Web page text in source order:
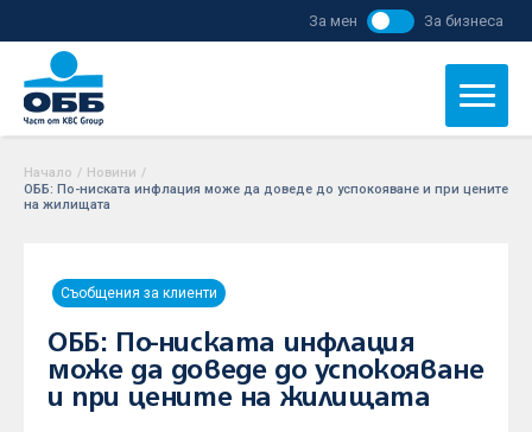
За мен За бизнеса
Начало / Новини /
ОББ: По-ниската инфлация може да доведе до успокояване и при цените
на жилищата
Съобщения за клиенти
ОББ: По-ниската инфлация
може да доведе до успокояване
и при цените на жилищата